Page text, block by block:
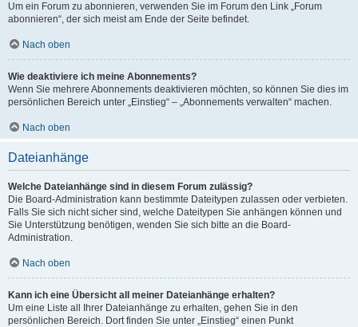
Um ein Forum zu abonnieren, verwenden Sie im Forum den Link „Forum
abonnieren“, der sich meist am Ende der Seite befindet.
Nach oben
Wie deaktiviere ich meine Abonnements?
Wenn Sie mehrere Abonnements deaktivieren möchten, so können Sie dies im
persönlichen Bereich unter „Einstieg“ – „Abonnements verwalten“ machen.
Nach oben
Dateianhänge
Welche Dateianhänge sind in diesem Forum zulässig?
Die Board-Administration kann bestimmte Dateitypen zulassen oder verbieten.
Falls Sie sich nicht sicher sind, welche Dateitypen Sie anhängen können und
Sie Unterstützung benötigen, wenden Sie sich bitte an die Board-
Administration.
Nach oben
Kann ich eine Übersicht all meiner Dateianhänge erhalten?
Um eine Liste all Ihrer Dateianhänge zu erhalten, gehen Sie in den
persönlichen Bereich. Dort finden Sie unter „Einstieg“ einen Punkt